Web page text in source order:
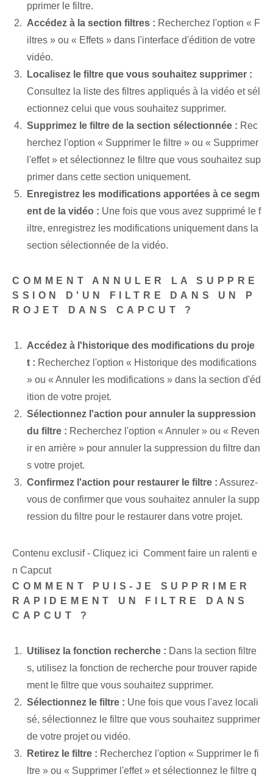
pprimer le filtre.
Accédez à la section filtres : Recherchez l'option « F
iltres » ou « Effets » dans l'interface d'édition de votre
vidéo.
Localisez le filtre que vous souhaitez supprimer :
Consultez la liste des filtres appliqués à la vidéo et sél
ectionnez celui que vous souhaitez supprimer.
Supprimez le filtre de la section sélectionnée : Rec
herchez l'option « Supprimer le filtre » ou « Supprimer
l'effet » et sélectionnez le filtre que vous souhaitez sup
primer dans cette section uniquement.
Enregistrez les modifications apportées à ce segm
ent de la vidéo : Une fois que vous avez supprimé le f
iltre, enregistrez les modifications uniquement dans la
section sélectionnée de la vidéo.
COMMENT ANNULER LA SUPPRE
SSION D'UN FILTRE DANS UN P
ROJET DANS CAPCUT ?
Accédez à l'historique des modifications du proje
t : Recherchez l'option « Historique des modifications
» ou « Annuler les modifications » dans la section d'éd
ition de votre projet.
Sélectionnez l'action pour annuler la suppression
du filtre : Recherchez l'option « Annuler » ou « Reven
ir en arrière » pour annuler la suppression du filtre dan
s votre projet.
Confirmez l'action pour restaurer le filtre : Assurez-
vous de confirmer que vous souhaitez annuler la supp
ression du filtre pour le restaurer dans votre projet.
Contenu exclusif - Cliquez ici Comment faire un ralenti e
n Capcut
‌COMMENT PUIS-JE SUPPRIMER
RAPIDEMENT UN FILTRE DANS
CAPCUT ?
Utilisez la fonction recherche : Dans la section filtre
s, utilisez la fonction de recherche pour trouver rapide
ment le filtre que vous souhaitez supprimer.
Sélectionnez ⁣le⁢ filtre : Une fois que vous l'avez locali
sé, sélectionnez le filtre que vous souhaitez supprimer
de votre projet ou vidéo.
Retirez le filtre : Recherchez l'option « Supprimer le fi
ltre » ou « Supprimer l'effet » et sélectionnez le filtre q